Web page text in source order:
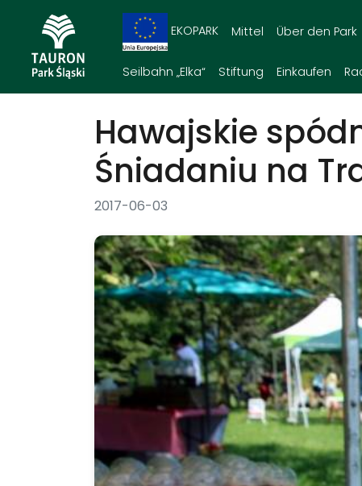
EKOPARK Mittel Über den Park
Seilbahn „Elka“ Stiftung Einkaufen
Hawajskie
Śniadaniu na
2017-06-03